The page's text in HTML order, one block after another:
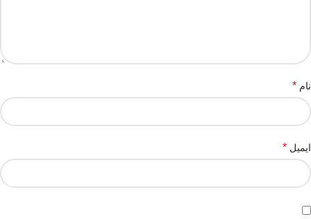
نام *
ایمیل *